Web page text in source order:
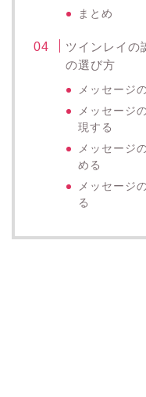
まとめ
ツインレイの
の選び方
メッセージ
メッセージ
現する
メッセージ
める
メッセージ
る